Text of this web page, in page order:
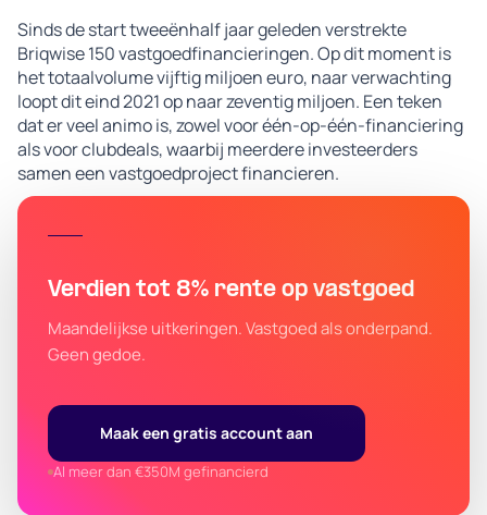
Sinds de start tweeënhalf jaar geleden verstrekte
Briqwise 150 vastgoedfinancieringen. Op dit moment is
het totaalvolume vijftig miljoen euro, naar verwachting
loopt dit eind 2021 op naar zeventig miljoen. Een teken
dat er veel animo is, zowel voor één-op-één-financiering
als voor clubdeals, waarbij meerdere investeerders
samen een vastgoedproject financieren.
Verdien tot 8% rente op vastgoed
Maandelijkse uitkeringen. Vastgoed als onderpand.
Geen gedoe.
Maak een gratis account aan
Al meer dan €350M gefinancierd